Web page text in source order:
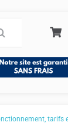
Accueil
tarifs